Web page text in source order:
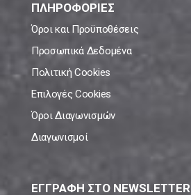
ΠΛΗΡΟΦΟΡΙΕΣ
Όροι και Προϋποθέσεις
Προσωπικά Δεδομένα
Πολιτική Cookies
Επιλογές Cookies
Όροι Διαγωνισμών
Διαγωνισμοί
ΕΓΓΡΑΦΗ ΣΤΟ NEWSLETTER